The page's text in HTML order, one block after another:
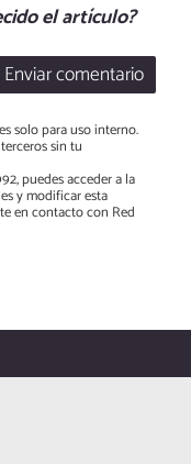
el artículo?
Enviar comentario
solo para uso interno.
sin tu
puedes acceder a la
y modificar esta
en contacto con Red